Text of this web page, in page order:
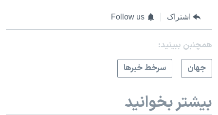
اشتراک Follow us
همچنبن ببینید:
جهان
سرخط خبرها
بیشتر بخوانید